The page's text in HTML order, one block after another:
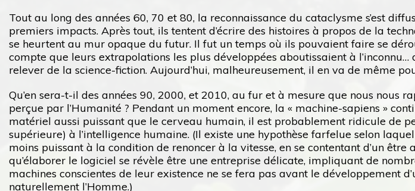
Tout au long des années 60, 70 et 80, la reconnaissance du cataclysme s’est
premiers impacts. Après tout, ils tentent d’écrire des histoires à propos de la
se heurtent au mur opaque du futur. Il fut un temps où ils pouvaient faire se
compte que leurs extrapolations les plus développées aboutissaient à
relever de la science-fiction. Aujourd’hui, malheureusement, il en va de même
Qu’en sera-t-il des années 90, 2000, et 2010, au fur et à mesure que nous
perçue par l’Humanité ? Pendant un moment encore, la « machine-sapiens »
matériel aussi puissant que le cerveau humain, il est probablement ridicule de
supérieure) à l’intelligence humaine. (Il existe une hypothèse farfelue selon
moins puissant à la condition de renoncer à la vitesse, en se contentant d’un
qu’élaborer le logiciel se révèle être une entreprise délicate, impliquant de
machines conscientes de leur existence ne se fera pas avant le développement
naturellement l’Homme.)